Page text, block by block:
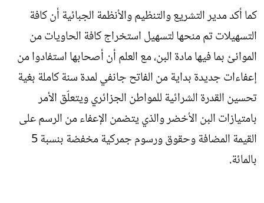
كما أكد مدير التشريع والتنظيم والأنظمة الجبائية أن كافة
التسهيلات تم منحها لتسهيل استخراج كافة الحاويات من
الموانئ بما فيها مادة البن، مع العلم أن أصحابها استفادوا من
إعفاءات جديدة بداية من الفاتح جانفي لمدة سنة كاملة بغية
تحسين القدرة الشرائية للمواطن الجزائري ويتعلّق الأمر
بامتيازات البن الأخضر والذي يتضمن الإعفاء من الرسم على
القيمة المضافة وحقوق ورسوم جمركية مخفضة بنسبة 5
بالمائة.